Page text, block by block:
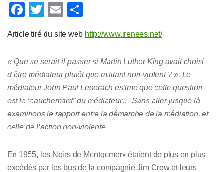
F
c
e
b
o
o
k
T
tt
er
E
ail ta
g
er
Article tiré du site web http://www.irenees.net/
« Que se serait-il passer si Martin Luther King avait choisi
d’être médiateur plutôt que militant non-violent ? ». Le
médiateur John Paul Lederach estime que cette question
est le “cauchemard” du médiateur… Sans aller jusque là,
examinons le rapport entre la démarche de la médiation, et
celle de l’action non-violente…
En 1955, les Noirs de Montgomery étaient de plus en plus
excédés par les bus de la compagnie Jim Crow et leurs